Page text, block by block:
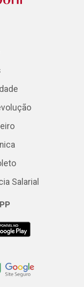
Salarial